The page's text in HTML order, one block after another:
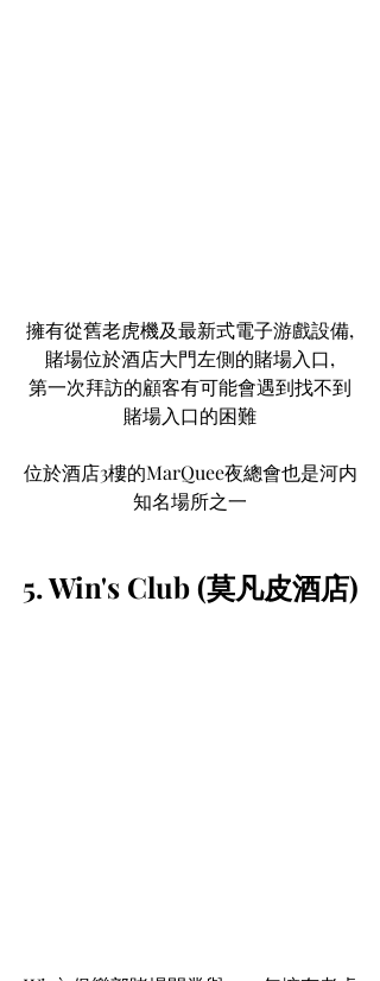
擁有從舊老虎機及最新式電子游戲設備,
賭場位於酒店大門左側的賭場入口,
第一次拜訪的顧客有可能會遇到找不到
賭場入口的困難
位於酒店3樓的MarQuee夜總會也是河内
知名場所之一
5. Win's Club (莫凡皮酒店)